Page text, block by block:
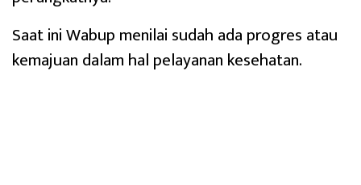
Saat ini Wabup menilai sudah ada progres atau
kemajuan dalam hal pelayanan kesehatan.